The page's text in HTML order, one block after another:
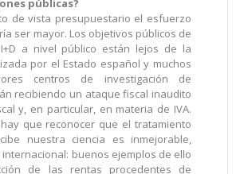
públicas?
de vista presupuestario el esfuerzo
ser mayor. Los objetivos públicos de
a nivel público están lejos de la
por el Estado español y muchos
centros de investigación de
recibiendo un ataque fiscal inaudito
y, en particular, en materia de IVA.
que reconocer que el tratamiento
nuestra ciencia es inmejorable,
internacional: buenos ejemplos de ello
de las rentas procedentes de